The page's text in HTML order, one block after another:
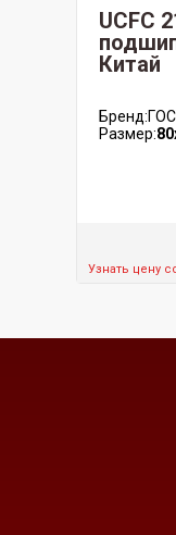
UCFC
Китай
Бренд:
Размер:
Узнать цену